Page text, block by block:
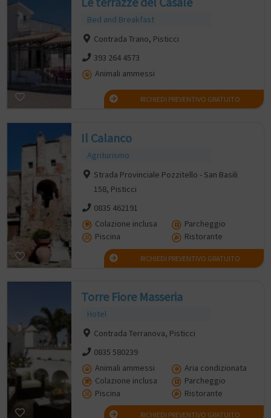
Bed and Breakfast
Contrada Trano, Pisticci
393 264 4573
Animali ammessi
RICHIEDI PREVENTIVO GRATUITO
Il Calanco
Agriturismo
Strada Provinciale Pozzitello - San Basili
158, Pisticci
0835 462191
Colazione inclusa
Parcheggio
Piscina
Ristorante
RICHIEDI PREVENTIVO GRATUITO
Torre Fiore Masseria
Hotel
Contrada Terranova, Pisticci
0835 580239
Animali ammessi
Aria condizionata
Colazione inclusa
Parcheggio
Piscina
Ristorante
RICHIEDI PREVENTIVO GRATUITO